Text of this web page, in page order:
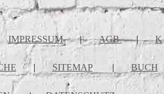
IMPRESSUM | AGB | K
| SITEMAP | BUCH